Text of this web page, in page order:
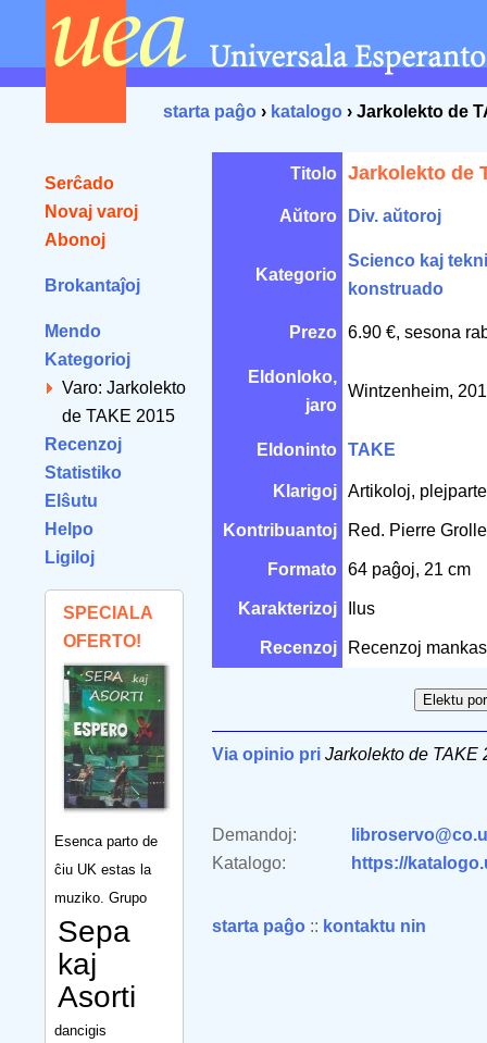
starta paĝo › katalogo › Jarkolekto de
Serĉado
Novaj varoj
Abonoj
Brokantaĵoj
Mendo
Kategorioj
Varo: Jarkolekto
de TAKE 2015
Recenzoj
Statistiko
Elŝutu
Helpo
Ligiloj
SPECIALA
OFERTO!
Esenca parto de
ĉiu UK estas la
muziko. Grupo
Sepa
kaj
Asorti
dancigis
Titolo Jarkolekto de
Aŭtoro Div. aŭtoroj
Kategorio
Scienco kaj
konstruado
Prezo 6.90 €, sesona
Eldonloko,
jaro
Wintzenheim,
Eldoninto TAKE
Klarigoj Artikoloj,
Kontribuantoj Red. Pierre
Formato 64 paĝoj, 21 cm
Karakterizoj Ilus
Recenzoj Recenzoj
Via opinio pri Jarkolekto de TAKE
Demandoj:
Katalogo:
https://
starta paĝo :: kontaktu nin